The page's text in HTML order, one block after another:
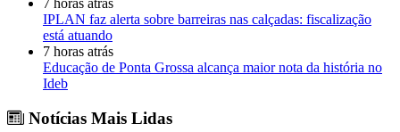
7 horas atrás
IPLAN faz alerta sobre barreiras nas calçadas: fiscalização
está atuando
7 horas atrás
Educação de Ponta Grossa alcança maior nota da história no
Ideb
Notícias Mais Lidas